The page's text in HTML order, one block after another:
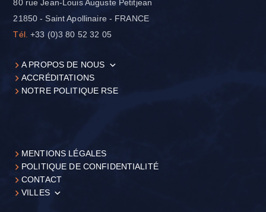
80 rue Jean-Louis Auguste Petitjean
21850 - Saint Apollinaire - FRANCE
Tél.
+33 (0)3 80 52 32 05
A PROPOS DE NOUS
ACCRÉDITATIONS
NOTRE POLITIQUE RSE
MENTIONS LÉGALES
POLITIQUE DE CONFIDENTIALITÉ
CONTACT
VILLES